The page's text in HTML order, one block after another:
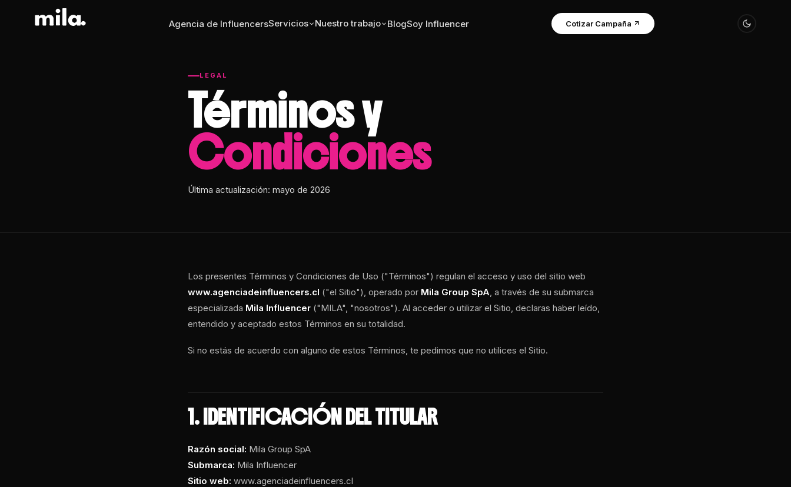
Agencia de InfluencersServicios Nuestro trabajo BlogSoy Influencer Cotizar Campaña
LEGAL
Términos y
Condiciones
Última actualización: mayo de 2026
Los presentes Términos y Condiciones de Uso ("Términos") regulan el acceso y uso del sitio web
www.agenciadeinfluencers.cl ("el Sitio"), operado por Mila Group SpA, a través de su submarca
especializada Mila Influencer ("MILA", "nosotros"). Al acceder o utilizar el Sitio, declaras haber leído,
entendido y aceptado estos Términos en su totalidad.
Si no estás de acuerdo con alguno de estos Términos, te pedimos que no utilices el Sitio.
1. IDENTIFICACIÓN DEL TITULAR
Razón social: Mila Group SpA
Submarca: Mila Influencer
Sitio web: www.agenciadeinfluencers.cl